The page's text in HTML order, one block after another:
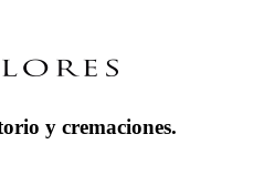
y cremaciones.